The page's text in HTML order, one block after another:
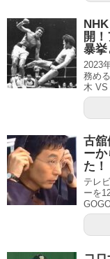
開
暴挙
2023
務め
木 VS
古舘
ー
た！
テレ
ーを